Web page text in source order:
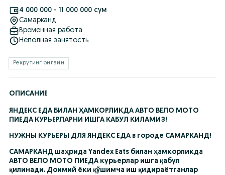
4 000 000 - 11 000 000 сум
Самарканд
Временная работа
Неполная занятость
Рекрутинг онлайн
ОПИСАНИЕ
ЯНДЕКС ЕДА БИЛАН ҲАМКОРЛИКДА АВТО ВЕЛО МОТО
ПИЕДА КУРЬЕРЛАРНИ ИШГА КАБУЛ КИЛАМИЗ!
НУЖНЫ КУРЬЕРЫ ДЛЯ ЯНДЕКС ЕДА в городе САМАРКАНД!
САМАРКАНД шаҳрида Yandex Eats билан ҳамкорликда
АВТО ВЕЛО МОТО ПИЕДА курьерлар ишга қабул
қилинади. Доимий ёки қўшимча иш қидираётганлар